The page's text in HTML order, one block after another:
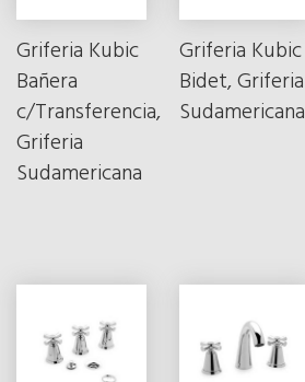
Griferia Kubic
Bañera
c/Transferencia,
Griferia
Sudamericana
Griferia Kubic
Bidet, Griferia
Sudamericana